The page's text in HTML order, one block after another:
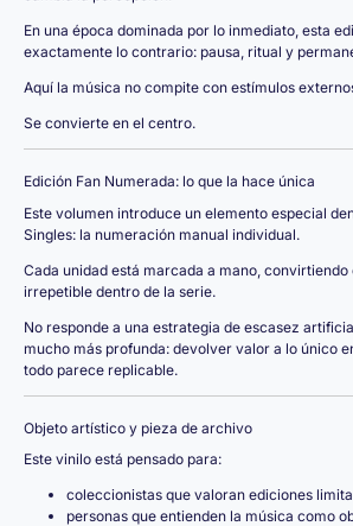
En una época dominada por lo inmediato, esta
exactamente lo contrario: pausa, ritual y
Aquí la música no compite con estímulos
Se convierte en el centro.
Edición Fan Numerada: lo que la hace única
Este volumen introduce un elemento especial
Singles: la numeración manual individual.
Cada unidad está marcada a mano, convirtiendo
irrepetible dentro de la serie.
No responde a una estrategia de escasez
mucho más profunda: devolver valor a lo único
todo parece replicable.
Objeto artístico y pieza de archivo
Este vinilo está pensado para:
coleccionistas que valoran ediciones
personas que entienden la música como